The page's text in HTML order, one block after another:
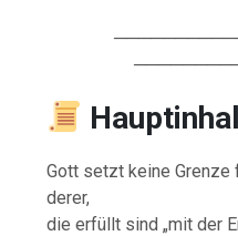
Gott setzt keine Grenze
derer,
die erfüllt sind „mit der